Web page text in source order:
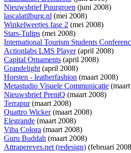
Nieuwsbrief Puurgroen (juni 2008)
lascalatilburg.nl (mei 2008)
Winkelweetjes fase 2 (mei 2008)
Stars-Tulips (mei 2008)
International Tourism Students
Actionlabs LMS Player(april 2008)
Capital Ornaments (april 2008)
Grandelight(april 2008)
Horsten - leatherfashion (maart 2008)
Metastudio Visuele Communicatie
Nieuwsbrief PreniQ (maart 2008)
Terrapur(maart 2008)
Quattro Wicker(maart 2008)
Elegrande (maart 2008)
Viba Colora (maart 2008)
Guru Buddah (maart 2008)
Attrapereves.net (redesign) (februari